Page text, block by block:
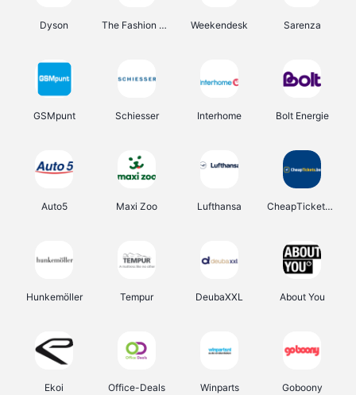
Dyson The Fashion Store Weekendesk Sarenza
GSMpunt Schiesser Interhome Bolt Energie
Auto5 Maxi Zoo Lufthansa CheapTickets.be
Hunkemöller Tempur DeubaXXL About You
Ekoi Office-Deals Winparts Goboony